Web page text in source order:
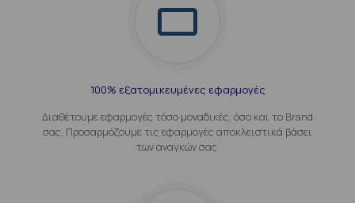
100% εξατομικευμένες εφαρμογές
Διαθέτουμε εφαρμογές τόσο μοναδικές, όσο και το Brand
σας. Προσαρμόζουμε τις εφαρμογές αποκλειστικά βάσει
των αναγκών σας.